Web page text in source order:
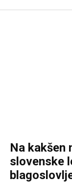
Na kakšen
slovenske